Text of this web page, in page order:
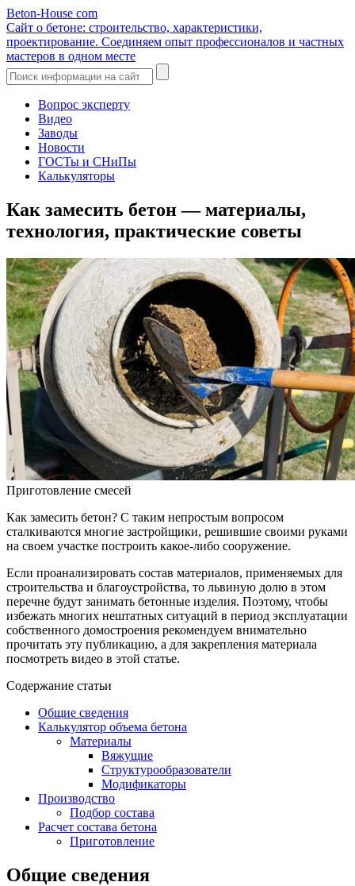
Beton-House com
Сайт о бетоне: строительство, характеристики,
проектирование. Соединяем опыт профессионалов и частных
мастеров в одном месте
Вопрос эксперту
Видео
Заводы
Новости
ГОСТы и СНиПы
Калькуляторы
Как замесить бетон — материалы,
технология, практические советы
Приготовление смесей
Как замесить бетон? С таким непростым вопросом
сталкиваются многие застройщики, решившие своими руками
на своем участке построить какое-либо сооружение.
Если проанализировать состав материалов, применяемых для
строительства и благоустройства, то львиную долю в этом
перечне будут занимать бетонные изделия. Поэтому, чтобы
избежать многих нештатных ситуаций в период эксплуатации
собственного домостроения рекомендуем внимательно
прочитать эту публикацию, а для закрепления материала
посмотреть видео в этой статье.
Содержание статьи
Общие сведения
Калькулятор объема бетона
Материалы
Вяжущие
Структурообразователи
Модификаторы
Производство
Подбор состава
Расчет состава бетона
Приготовление
Общие сведения